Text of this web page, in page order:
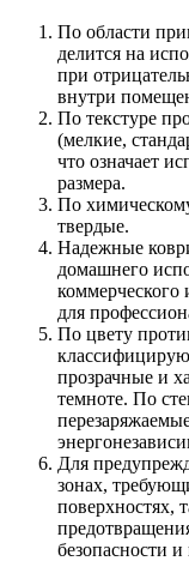
По области
делится на
при
внутри
По текстуре
(мелкие,
что означает
размера.
По
твердые.
Надежные
домашнего
коммерческого
для
По цвету
прозрачные и
темноте. По
Для
зонах,
поверхностях,
безопасности